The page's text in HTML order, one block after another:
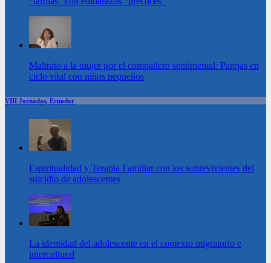
Maltrato a la mujer por el compañero sentimental: Parejas en
ciclo vital con niños pequeños
VIII Jornadas, Ecuador
Espiritualidad y Terapia Familiar con los sobrevivientes del
suicidio de adolescentes
La identidad del adolescente en el contexto migratorio e
intercultural